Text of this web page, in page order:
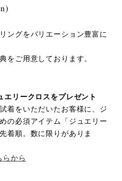
ングをバリエーション豊富に
をご用意しております。
リークロスをプレゼント
着をいただいたお客様に、ジ
の必須アイテム「ジュエリー
着順。数に限りがありま
らから